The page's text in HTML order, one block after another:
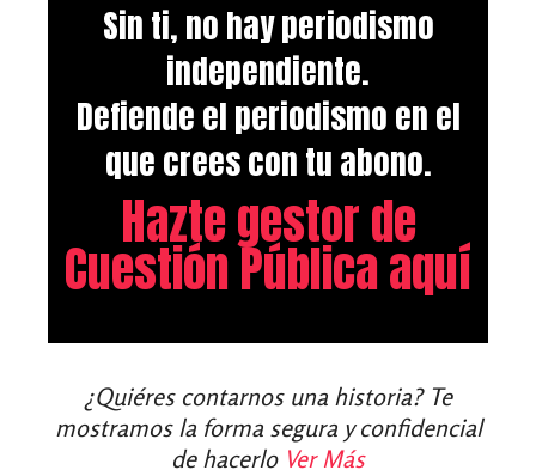
Sin ti, no hay periodismo
independiente.
Defiende el periodismo en el
que crees con tu abono.
Hazte gestor de
Cuestión Pública aquí
¿Quiéres contarnos una historia? Te
mostramos la forma segura y confidencial
de hacerlo Ver Más